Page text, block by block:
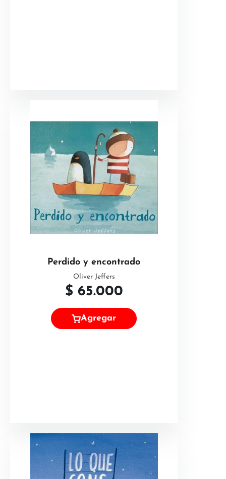
Perdido y encontrado
Oliver Jeffers
$ 65.000
Agregar